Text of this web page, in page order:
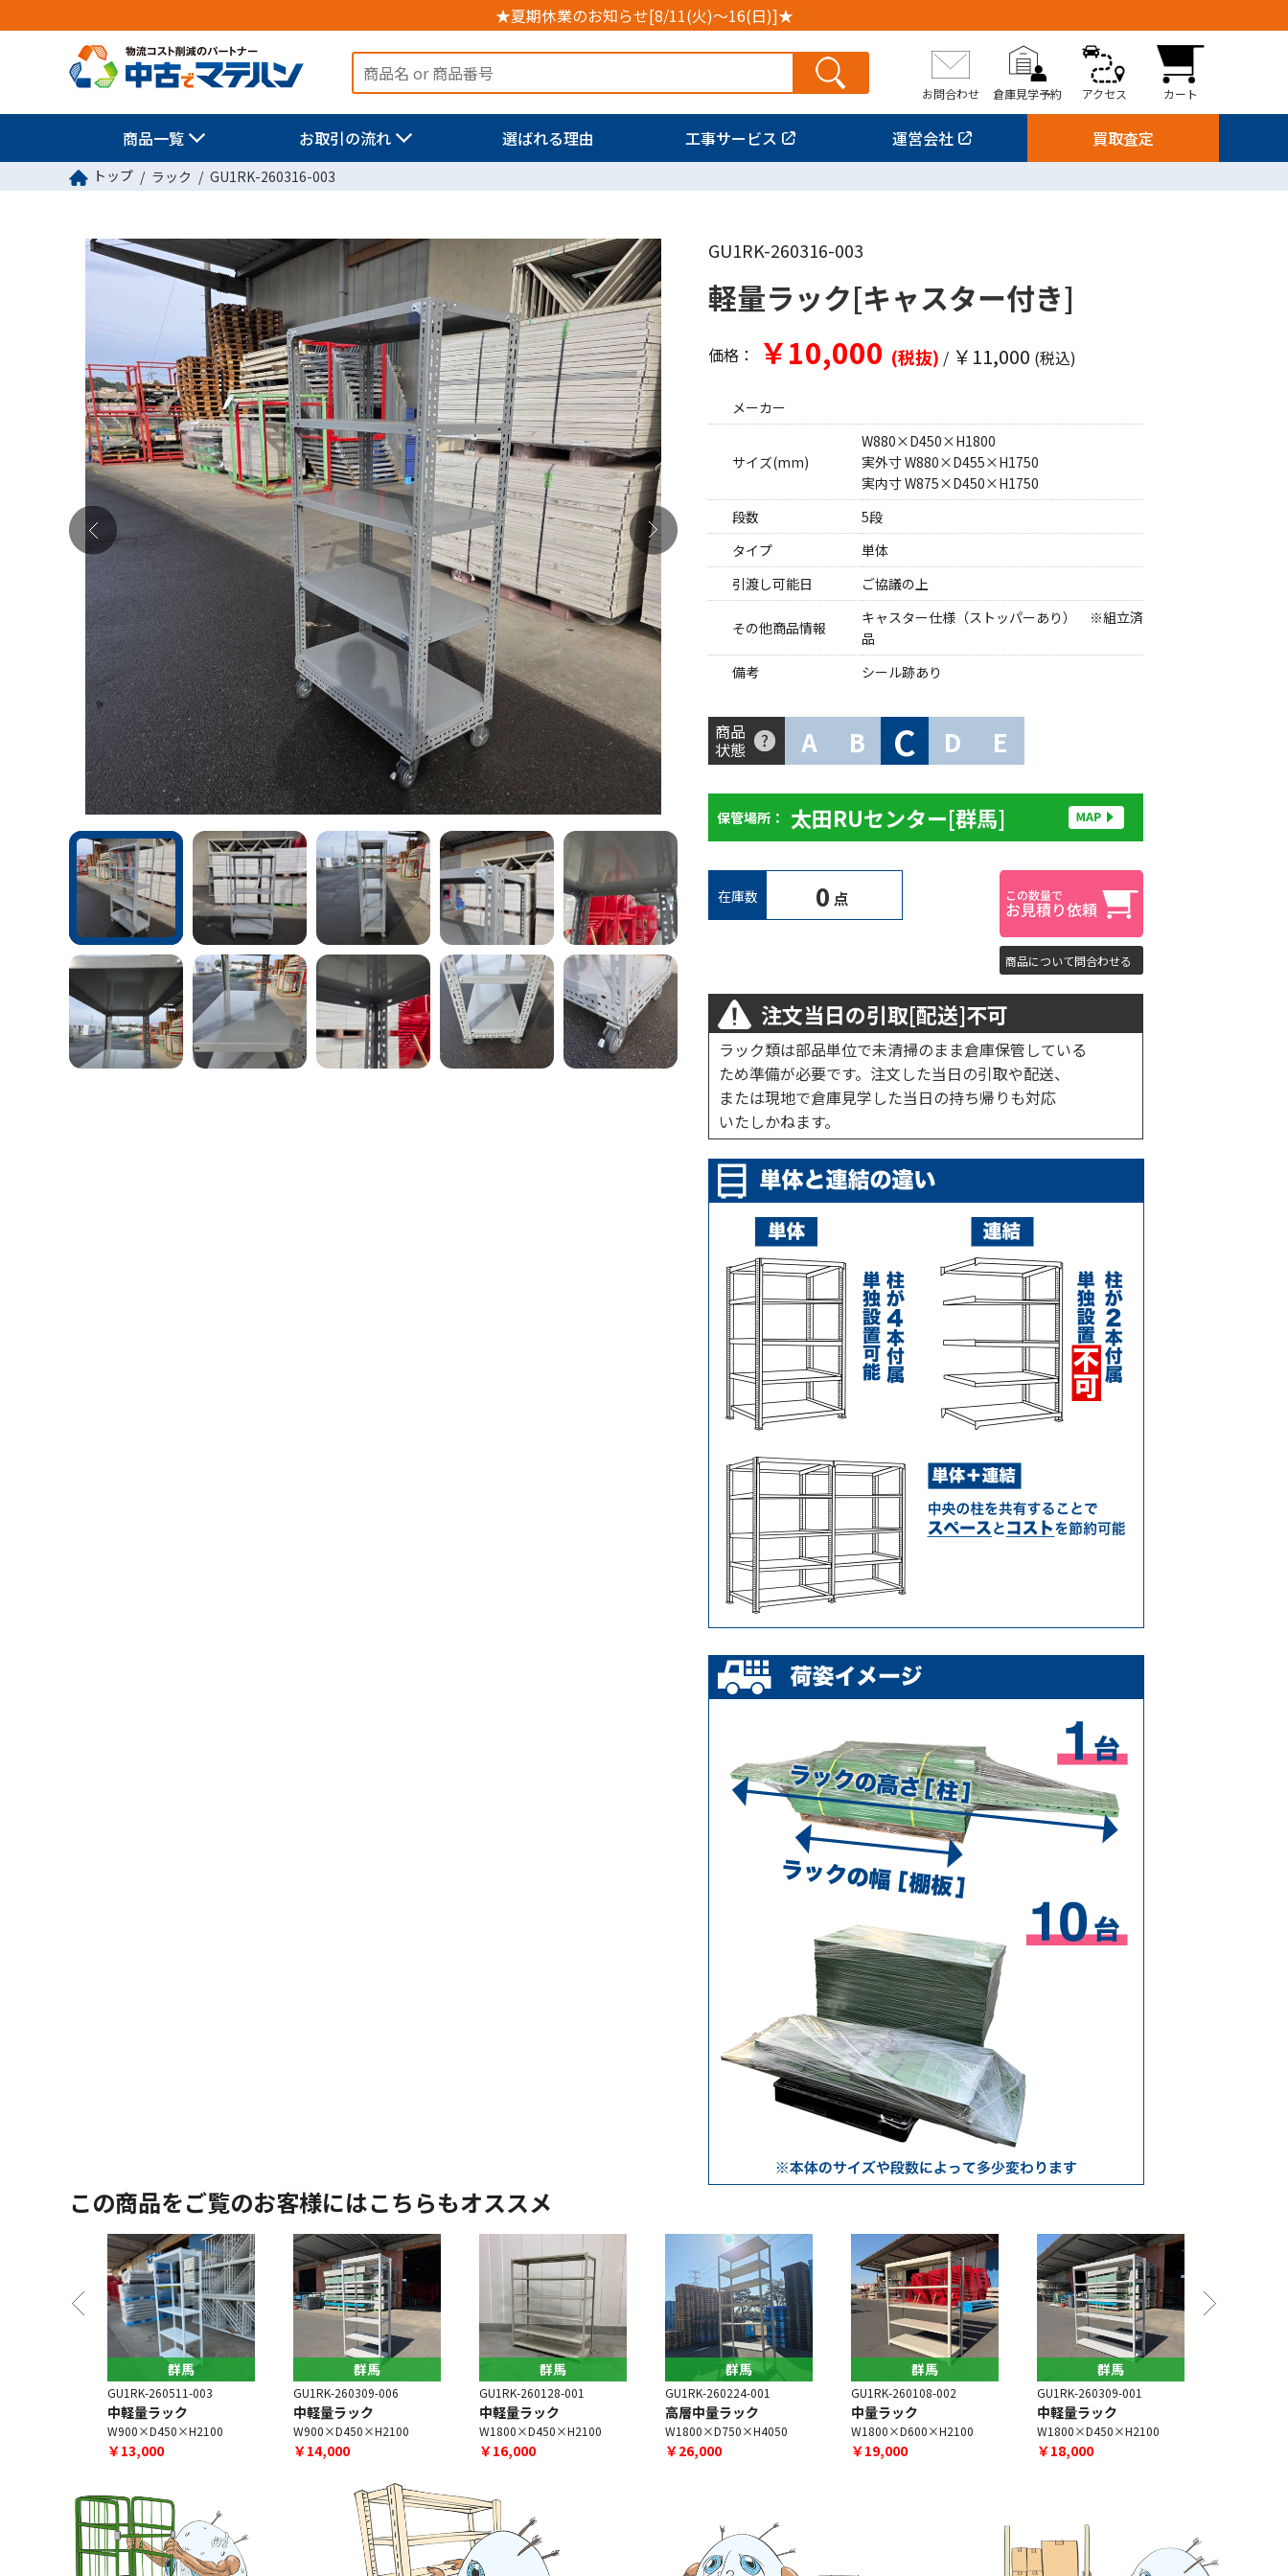
★夏期休業のお知らせ[8/11(火)～16(日)]★
お問合わせ 倉庫見学予約 アクセス カート
商品一覧 お取引の流れ 選ばれる理由 工事サービス 運営会社 買取査定
トップ ラック GU1RK-260316-003
GU1RK-260316-003
軽量ラック[キャスター付き]
価格： ￥10,000 (税抜) / ￥11,000 (税込)
メーカー
サイズ(mm)
W880×D450×H1800
実外寸 W880×D455×H1750
実内寸 W875×D450×H1750
段数
5段
タイプ
単体
引渡し可能日
ご協議の上
その他商品情報
キャスター仕様（ストッパーあり） ※組立済
品
備考
シール跡あり
商品
状態 A B C D E
保管場所： 太田RUセンター[群馬]
在庫数 0 点
商品について問合わせる
注文当日の引取[配送]不可
ラック類は部品単位で未清掃のまま倉庫保管している
ため準備が必要です。注文した当日の引取や配送、
または現地で倉庫見学した当日の持ち帰りも対応
いたしかねます。
この商品をご覧のお客様にはこちらもオススメ
群馬
GU1RK-260511-003
中軽量ラック
W900×D450×H2100
￥13,000
群馬
GU1RK-260309-006
中軽量ラック
W900×D450×H2100
￥14,000
群馬
GU1RK-260128-001
中軽量ラック
W1800×D450×H2100
￥16,000
群馬
GU1RK-260224-001
高層中量ラック
W1800×D750×H4050
￥26,000
群馬
GU1RK-260108-002
中量ラック
W1800×D600×H2100
￥19,000
群馬
GU1RK-260309-001
中軽量ラック
W1800×D450×H2100
￥18,000